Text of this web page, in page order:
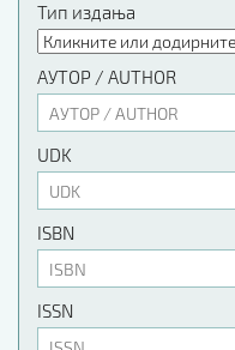
Тип издања
АУТОР / AUTHOR
UDK
ISBN
ISSN